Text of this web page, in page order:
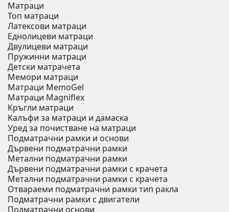
Матраци
Топ матраци
Латексови матраци
Еднолицеви матраци
Двулицеви матраци
Пружинни матраци
Детски матрачета
Мемори матраци
Mатраци MemoGel
Матраци Мagniflex
Кръгли матраци
Калъфи за матраци и дамаска
Уред за почистване на матраци
Подматрачни рамки и основи
Дървени подматрачни рамки
Метални подматрачни рамки
Дървени подматрачни рамки с крачета
Метални подматрачни рамки с крачета
Отвараеми подматрачни рамки тип ракла
Подматрачни рамки с двигатели
Подматрачни основи